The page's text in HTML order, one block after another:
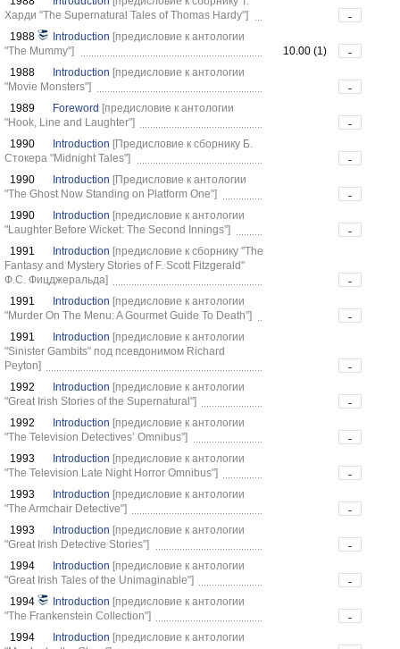
Харди "The Supernatural Tales of Thomas Hardy"]
-
1988
Introduction [предисловие к антологии
"The Mummy"]
10.00 (1)
-
1988
Introduction [предисловие к антологии
"Movie Monsters"]
-
1989
Foreword [предисловие к антологии
"Hook, Line and Laughter"]
-
1990
Introduction [Предисловие к сборнику Б.
Стокера "Midnight Tales"]
-
1990
Introduction [Предисловие к антологии
"The Ghost Now Standing on Platform One"]
-
1990
Introduction [предисловие к антологии
"Laughter Before Wicket: The Second Innings"]
-
1991
Introduction [предисловие к сборнику "The
Fantasy and Mystery Stories of F. Scott Fitzgerald"
Ф.С. Фицджеральда]
-
1991
Introduction [предисловие к антологии
"Murder On The Menu: A Gourmet Guide To Death"]
-
1991
Introduction [предисловие к антологии
"Sinister Gambits" под псевдонимом Richard
Peyton]
-
1992
Introduction [предисловие к антологии
"Great Irish Stories of the Supernatural"]
-
1992
Introduction [предисловие к антологии
"The Television Detectives’ Omnibus"]
-
1993
Introduction [предисловие к антологии
"The Television Late Night Horror Omnibus"]
-
1993
Introduction [предисловие к антологии
"The Armchair Detective"]
-
1993
Introduction [предисловие к антологии
"Great Irish Detective Stories"]
-
1994
Introduction [предисловие к антологии
"Great Irish Tales of the Unimaginable"]
-
1994
Introduction [предисловие к антологии
"The Frankenstein Collection"]
-
1994
Introduction [предисловие к антологии